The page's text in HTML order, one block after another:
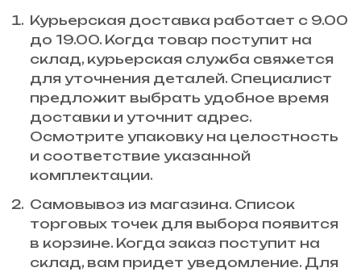
Курьерская доставка работает с 9.00
до 19.00. Когда товар поступит на
склад, курьерская служба свяжется
для уточнения деталей. Специалист
предложит выбрать удобное время
доставки и уточнит адрес.
Осмотрите упаковку на целостность
и соответствие указанной
комплектации.
Самовывоз из магазина. Список
торговых точек для выбора появится
в корзине. Когда заказ поступит на
склад, вам придет уведомление. Для